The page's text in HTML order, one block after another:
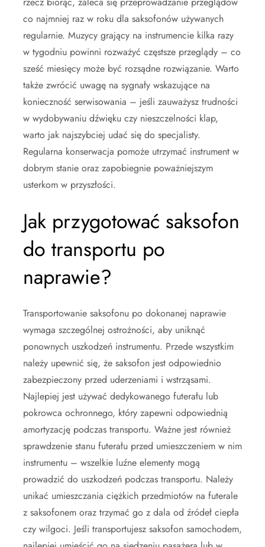
co najmniej raz w roku dla saksofonów używanych
regularnie. Muzycy grający na instrumencie kilka razy
w tygodniu powinni rozważyć częstsze przeglądy – co
sześć miesięcy może być rozsądne rozwiązanie. Warto
także zwrócić uwagę na sygnały wskazujące na
konieczność serwisowania – jeśli zauważysz trudności
w wydobywaniu dźwięku czy nieszczelności klap,
warto jak najszybciej udać się do specjalisty.
Regularna konserwacja pomoże utrzymać instrument w
dobrym stanie oraz zapobiegnie poważniejszym
usterkom w przyszłości.
Jak przygotować saksofon
do transportu po
naprawie?
Transportowanie saksofonu po dokonanej naprawie
wymaga szczególnej ostrożności, aby uniknąć
ponownych uszkodzeń instrumentu. Przede wszystkim
należy upewnić się, że saksofon jest odpowiednio
zabezpieczony przed uderzeniami i wstrząsami.
Najlepiej jest używać dedykowanego futerału lub
pokrowca ochronnego, który zapewni odpowiednią
amortyzację podczas transportu. Ważne jest również
sprawdzenie stanu futerału przed umieszczeniem w nim
instrumentu – wszelkie luźne elementy mogą
prowadzić do uszkodzeń podczas transportu. Należy
unikać umieszczania ciężkich przedmiotów na futerale
z saksofonem oraz trzymać go z dala od źródeł ciepła
czy wilgoci. Jeśli transportujesz saksofon samochodem,